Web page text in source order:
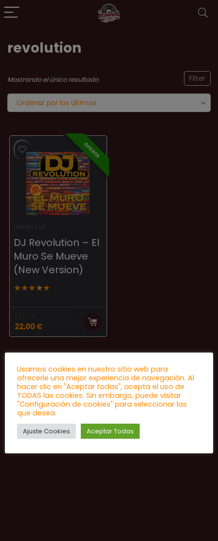
revolution
Filter
Mostrando el único resultado
Ordenar por los últimos
OFERTA
DJ Revolution – El
Muro Se Mueve
(New Version)
★★★★★
23,00 €
El
precio
era:
23,00 €.
22,00€El
precio
es:
22,00 €.
Usamos cookies en nuestro sitio web para
ofrecerle una mejor experiencia de navegación. Al
hacer clic en "Aceptar todas", acepta el uso de
TODAS las cookies. Sin embargo, puede visitar
"Configuración de cookies" para seleccionar las
que desea.
Ajuste Cookies Aceptar Todas